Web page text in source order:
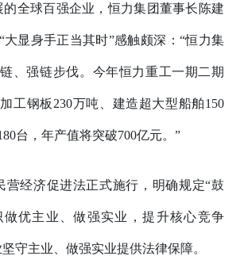
的全球百强企业，恒力集团董事长陈建
大显身手正当其时”感触颇深：“恒力集
、强链步伐。今年恒力重工一期二期
工钢板230万吨、建造超大型船舶150
台，年产值将突破700亿元。”
经济促进法正式施行，明确规定“鼓
做优主业、做强实业，提升核心竞争
守主业、做强实业提供法律保障。